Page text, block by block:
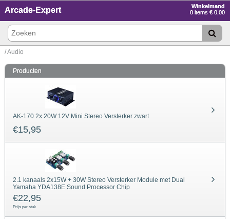
Winkelmand
0 items € 0,00
Arcade-Expert
/ Audio
Producten
AK-170 2x 20W 12V Mini Stereo Versterker zwart
€15,95
2.1 kanaals 2x15W + 30W Stereo Versterker Module met Dual
Yamaha YDA138E Sound Processor Chip
€22,95
Prijs per stuk